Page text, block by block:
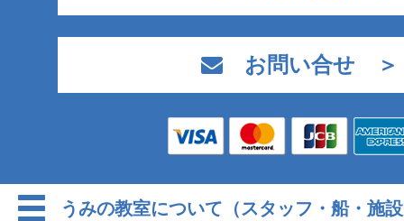
お問い合せ ＞
うみの教室について（スタッフ・船・施